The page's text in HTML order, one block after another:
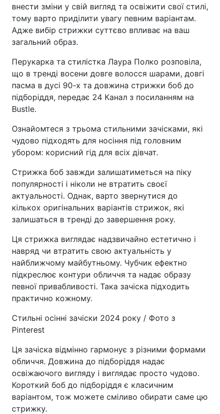
внести зміни у свій вигляд та освіжити свої стилі,
тому варто приділити увагу певним варіантам.
Адже вибір стрижки суттєво впливає на ваш
загальний образ.
Перукарка та стилістка Лаура Полко розповіла,
що в тренді восени довге волосся шарами, довгі
пасма в дусі 90-х та довжина стрижки боб до
підборіддя, передає 24 Канал з посиланням на
Bustle.
Ознайомтеся з трьома стильними зачісками, які
чудово підходять для носіння під головним
убором: корисний гід для всіх дівчат.
Стрижка боб завжди залишатиметься на піку
популярності і ніколи не втратить своєї
актуальності. Однак, варто звернутися до
кількох оригінальних варіантів стрижок, які
залишаться в тренді до завершення року.
Ця стрижка виглядає надзвичайно естетично і
навряд чи втратить свою актуальність у
найближчому майбутньому. Чубчик ефектно
підкреслює контури обличчя та надає образу
певної привабливості. Така зачіска підходить
практично кожному.
Стильні осінні зачіски 2024 року / Фото з
Pinterest
Ця зачіска відмінно гармонує з різними формами
обличчя. Довжина до підборіддя надає
освіжаючого вигляду і виглядає просто чудово.
Короткий боб до підборіддя є класичним
варіантом, тож можете сміливо обирати саме цю
стрижку.